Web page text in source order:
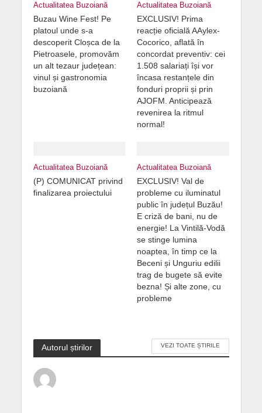
Actualitatea Buzoiană
Buzau Wine Fest! Pe
platoul unde s-a
descoperit Cloșca de la
Pietroasele, promovăm
un alt tezaur județean:
vinul și gastronomia
buzoiană
Actualitatea Buzoiană
EXCLUSIV! Prima
reacție oficială AAylex-
Cocorico, aflată în
concordat preventiv: cei
1.508 salariați își vor
încasa restanțele din
fonduri proprii și prin
AJOFM. Anticipează
revenirea la ritmul
normal!
Actualitatea Buzoiană
(P) COMUNICAT privind
finalizarea proiectului
Actualitatea Buzoiană
EXCLUSIV! Val de
probleme cu iluminatul
public în județul Buzău!
E criză de bani, nu de
energie! La Vintilă-Vodă
se stinge lumina
noaptea, în timp ce la
Beceni și Unguriu edilii
trag de bugete să evite
bezna! Și alte zone, cu
probleme
Autorul știrilor VEZI TOATE ȘTIRILE